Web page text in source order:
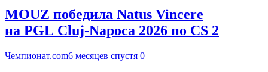
MOUZ победила Natus Vincere
на PGL Cluj-Napoca 2026 по CS 2
Чемпионат.com6 месяцев спустя 0